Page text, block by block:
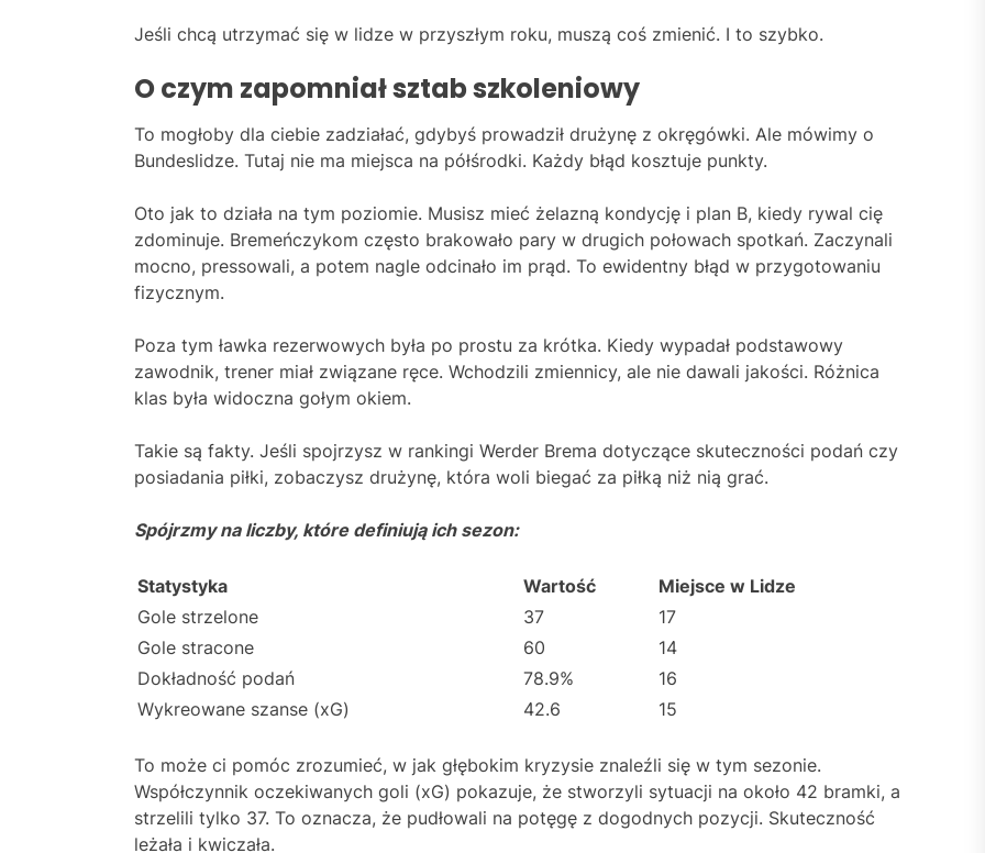
Jeśli chcą utrzymać się w lidze w przyszłym roku, muszą coś zmienić. I to szybko.
O czym zapomniał sztab szkoleniowy
To mogłoby dla ciebie zadziałać, gdybyś prowadził drużynę z okręgówki. Ale mówimy o
Bundeslidze. Tutaj nie ma miejsca na półśrodki. Każdy błąd kosztuje punkty.
Oto jak to działa na tym poziomie. Musisz mieć żelazną kondycję i plan B, kiedy rywal cię
zdominuje. Bremeńczykom często brakowało pary w drugich połowach spotkań. Zaczynali
mocno, pressowali, a potem nagle odcinało im prąd. To ewidentny błąd w przygotowaniu
fizycznym.
Poza tym ławka rezerwowych była po prostu za krótka. Kiedy wypadał podstawowy
zawodnik, trener miał związane ręce. Wchodzili zmiennicy, ale nie dawali jakości. Różnica
klas była widoczna gołym okiem.
Takie są fakty. Jeśli spojrzysz w rankingi Werder Brema dotyczące skuteczności podań czy
posiadania piłki, zobaczysz drużynę, która woli biegać za piłką niż nią grać.
Spójrzmy na liczby, które definiują ich sezon:
Statystyka Wartość
Miejsce w Lidze
Gole strzelone
37
17
Gole stracone
60
14
Dokładność podań
78.9%
16
Wykreowane szanse (xG)
42.6 15
To może ci pomóc zrozumieć, w jak głębokim kryzysie znaleźli się w tym sezonie.
Współczynnik oczekiwanych goli (xG) pokazuje, że stworzyli sytuacji na około 42 bramki, a
strzelili tylko 37. To oznacza, że pudłowali na potęgę z dogodnych pozycji. Skuteczność
leżała i kwiczała.